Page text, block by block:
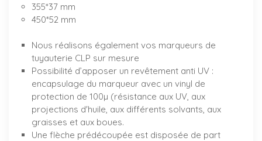
355*37 mm
450*52 mm
Nous réalisons également vos marqueurs de
tuyauterie CLP sur mesure
Possibilité d’apposer un revêtement anti UV :
encapsulage du marqueur avec un vinyl de
protection de 100µ (résistance aux UV, aux
projections d'huile, aux différents solvants, aux
graisses et aux boues.
Une flèche prédécoupée est disposée de part